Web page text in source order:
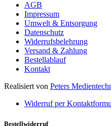
AGB
Impressum
Umwelt & Entsorgung
Datenschutz
Widerrufsbelehrung
Versand & Zahlung
Bestellablauf
Kontakt
Realisiert von Peters
Widerruf per
Bestellwiderruf